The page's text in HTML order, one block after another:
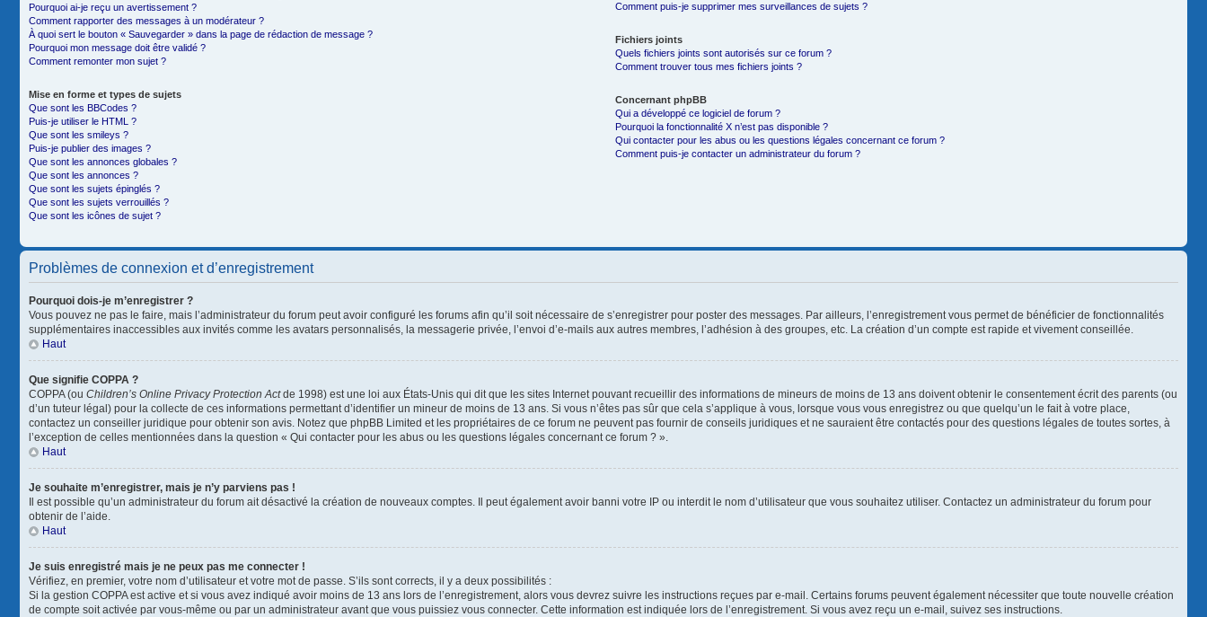
Pourquoi ai-je reçu un avertissement ?
Comment rapporter des messages à un modérateur ?
À quoi sert le bouton « Sauvegarder » dans la page de rédaction de message ?
Pourquoi mon message doit être validé ?
Comment remonter mon sujet ?
Mise en forme et types de sujets
Que sont les BBCodes ?
Puis-je utiliser le HTML ?
Que sont les smileys ?
Puis-je publier des images ?
Que sont les annonces globales ?
Que sont les annonces ?
Que sont les sujets épinglés ?
Que sont les sujets verrouillés ?
Que sont les icônes de sujet ?
Comment puis-je supprimer mes surveillances de sujets ?
Fichiers joints
Quels fichiers joints sont autorisés sur ce forum ?
Comment trouver tous mes fichiers joints ?
Concernant phpBB
Qui a développé ce logiciel de forum ?
Pourquoi la fonctionnalité X n’est pas disponible ?
Qui contacter pour les abus ou les questions légales concernant ce forum ?
Comment puis-je contacter un administrateur du forum ?
Problèmes de connexion et d’enregistrement
Pourquoi dois-je m’enregistrer ?
Vous pouvez ne pas le faire, mais l’administrateur du forum peut avoir configuré les forums afin qu’il soit nécessaire de s’enregistrer pour poster des messages. Par ailleurs, l’enregistrement vous permet de bénéficier de fonctionnalités
supplémentaires inaccessibles aux invités comme les avatars personnalisés, la messagerie privée, l’envoi d’e-mails aux autres membres, l’adhésion à des groupes, etc. La création d’un compte est rapide et vivement conseillée.
Haut
Que signifie COPPA ?
COPPA (ou Children’s Online Privacy Protection Actde 1998) est une loi aux États-Unis qui dit que les sites Internet pouvant recueillir des informations de mineurs de moins de 13 ans doivent obtenir le consentement écrit des parents (ou
d’un tuteur légal) pour la collecte de ces informations permettant d’identifier un mineur de moins de 13 ans. Si vous n’êtes pas sûr que cela s’applique à vous, lorsque vous vous enregistrez ou que quelqu’un le fait à votre place,
contactez un conseiller juridique pour obtenir son avis. Notez que phpBB Limited et les propriétaires de ce forum ne peuvent pas fournir de conseils juridiques et ne sauraient être contactés pour des questions légales de toutes sortes, à
l’exception de celles mentionnées dans la question « Qui contacter pour les abus ou les questions légales concernant ce forum ? ».
Haut
Je souhaite m’enregistrer, mais je n’y parviens pas !
Il est possible qu’un administrateur du forum ait désactivé la création de nouveaux comptes. Il peut également avoir banni votre IP ou interdit le nom d’utilisateur que vous souhaitez utiliser. Contactez un administrateur du forum pour
obtenir de l’aide.
Haut
Je suis enregistré mais je ne peux pas me connecter !
Vérifiez, en premier, votre nom d’utilisateur et votre mot de passe. S’ils sont corrects, il y a deux possibilités :
Si la gestion COPPA est active et si vous avez indiqué avoir moins de 13 ans lors de l’enregistrement, alors vous devrez suivre les instructions reçues par e-mail. Certains forums peuvent également nécessiter que toute nouvelle création
de compte soit activée par vous-même ou par un administrateur avant que vous puissiez vous connecter. Cette information est indiquée lors de l’enregistrement. Si vous avez reçu un e-mail, suivez ses instructions.